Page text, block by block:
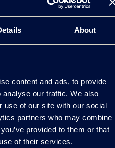
About
content and ads, to provide
our traffic. We also
use of our site with our social
partners who may combine
provided to them or that
of their services.
from Liquidseal
fresh for far longer –…